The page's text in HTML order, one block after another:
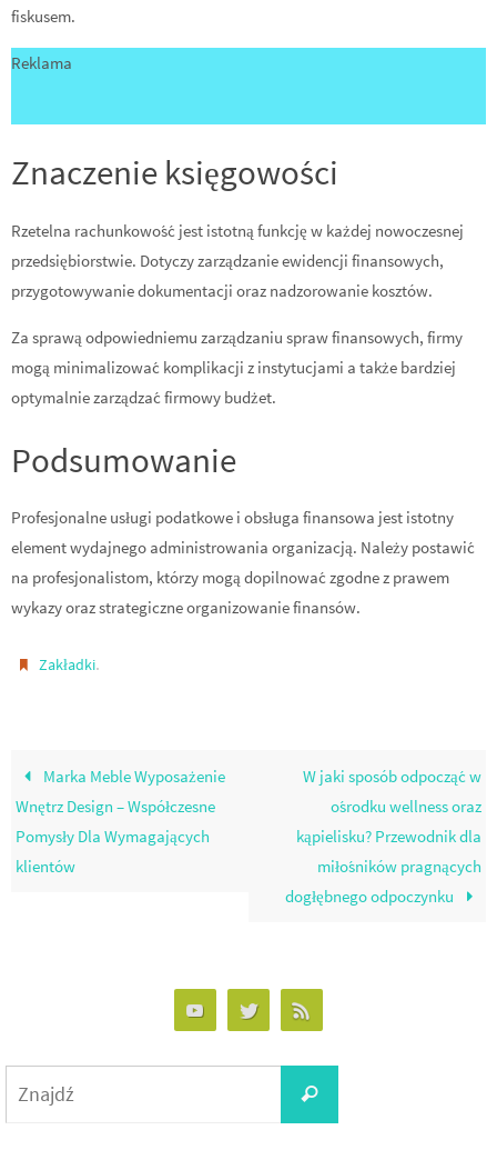
fiskusem.
Reklama
Znaczenie księgowości
Rzetelna rachunkowość jest istotną funkcję w każdej nowoczesnej
przedsiębiorstwie. Dotyczy zarządzanie ewidencji finansowych,
przygotowywanie dokumentacji oraz nadzorowanie kosztów.
Za sprawą odpowiedniemu zarządzaniu spraw finansowych, firmy
mogą minimalizować komplikacji z instytucjami a także bardziej
optymalnie zarządzać firmowy budżet.
Podsumowanie
Profesjonalne usługi podatkowe i obsługa finansowa jest istotny
element wydajnego administrowania organizacją. Należy postawić
na profesjonalistom, którzy mogą dopilnować zgodne z prawem
wykazy oraz strategiczne organizowanie finansów.
Zakładki.
Marka Meble Wyposażenie
Wnętrz Design – Współczesne
Pomysły Dla Wymagających
klientów
W jaki sposób odpocząć w
ośrodku wellness oraz
kąpielisku? Przewodnik dla
miłośników pragnących
dogłębnego odpoczynku
Znajdź